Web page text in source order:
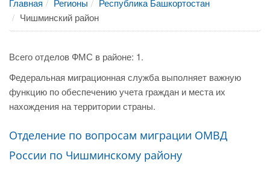
Главная Регионы
Республика Башкортостан
Чишминский район
Всего отделов ФМС в районе: 1.
Федеральная миграционная служба выполняет важную
функцию по обеспечению учета граждан и места их
нахождения на территории страны.
Отделение по вопросам миграции ОМВД
России по Чишминскому району